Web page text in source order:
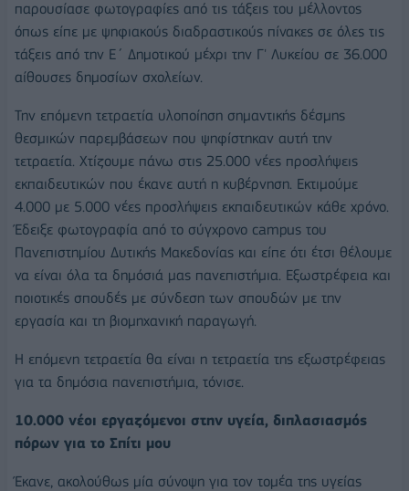
παρουσίασε φωτογραφίες από τις τάξεις του μέλλοντος
όπως είπε με ψηφιακούς διαδραστικούς πίνακες σε όλες τις
τάξεις από την Ε΄ Δημοτικού μέχρι την Γ' Λυκείου σε 36.000
αίθουσες δημοσίων σχολείων.
Την επόμενη τετραετία υλοποίηση σημαντικής δέσμης
θεσμικών παρεμβάσεων που ψηφίστηκαν αυτή την
τετραετία. Χτίζουμε πάνω στις 25.000 νέες προσλήψεις
εκπαιδευτικών που έκανε αυτή η κυβέρνηση. Εκτιμούμε
4.000 με 5.000 νέες προσλήψεις εκπαιδευτικών κάθε χρόνο.
Έδειξε φωτογραφία από το σύγχρονο campus του
Πανεπιστημίου Δυτικής Μακεδονίας και είπε ότι έτσι θέλουμε
να είναι όλα τα δημόσιά μας πανεπιστήμια. Εξωστρέφεια και
ποιοτικές σπουδές με σύνδεση των σπουδών με την
εργασία και τη βιομηχανική παραγωγή.
Η επόμενη τετραετία θα είναι η τετραετία της εξωστρέφειας
για τα δημόσια πανεπιστήμια, τόνισε.
10.000 νέοι εργαζόμενοι στην υγεία, διπλασιασμός
πόρων για το Σπίτι μου
Έκανε, ακολούθως μία σύνοψη για τον τομέα της υγείας